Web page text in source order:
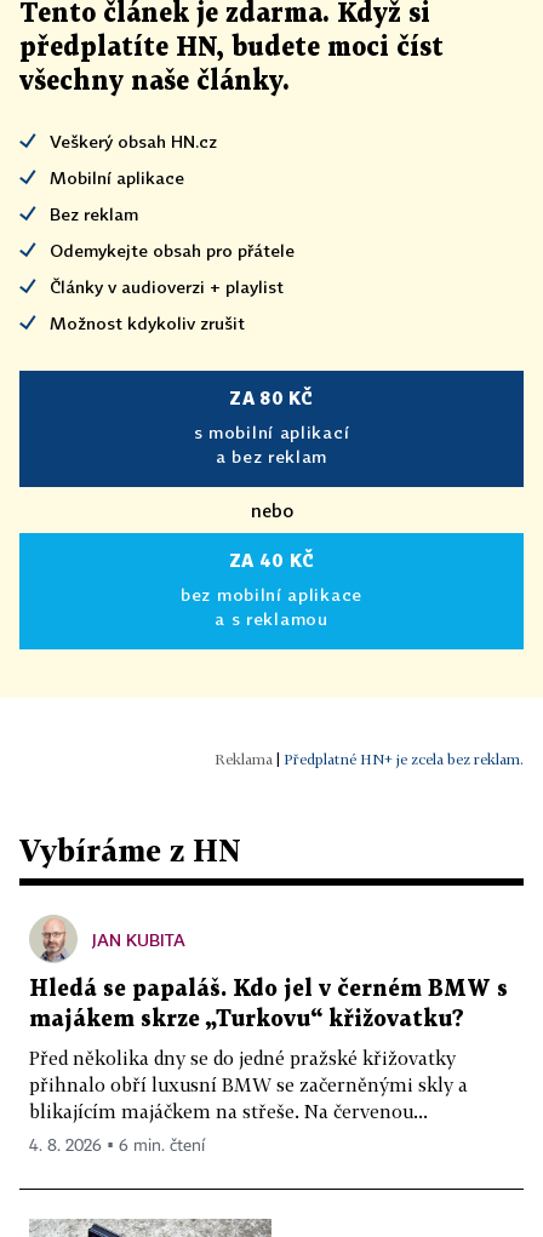
Tento článek je zdarma. Když si
předplatíte HN, budete moci číst
všechny naše články.
Veškerý obsah HN.cz
Mobilní aplikace
Bez reklam
Odemykejte obsah pro přátele
Články v audioverzi + playlist
Možnost kdykoliv zrušit
ZA 80 KČ
s mobilní aplikací
a bez reklam
nebo
ZA 40 KČ
bez mobilní aplikace
a s reklamou
Předplatné HN+ je zcela bez reklam.
Vybíráme z HN
JAN KUBITA
Hledá se papaláš. Kdo jel v černém BMW s
majákem skrze „Turkovu“ křižovatku?
Před několika dny se do jedné pražské křižovatky
přihnalo obří luxusní BMW se začerněnými skly a
blikajícím majáčkem na střeše. Na červenou...
4. 8. 2026 ▪ 6 min. čtení